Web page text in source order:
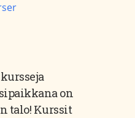
on
talo! Kurssit